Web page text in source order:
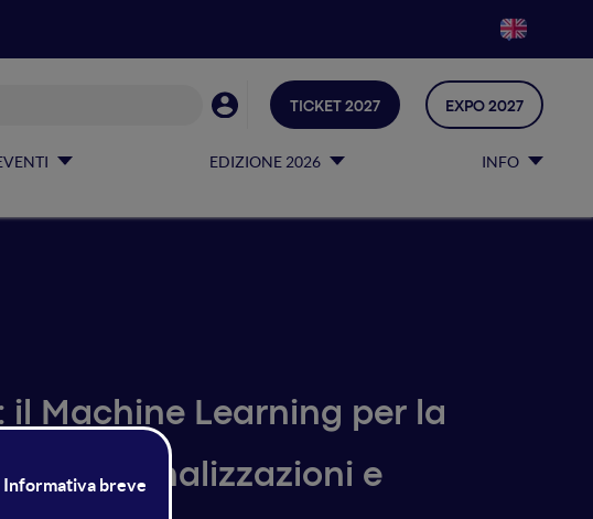
EDIZIONE 2026 INFO
TICKET 2027 EXPO 2027
il Machine Learning per la
personalizzazioni e